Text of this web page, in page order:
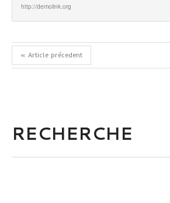
http://demolink.org
« Article précedent
RECHERCHE